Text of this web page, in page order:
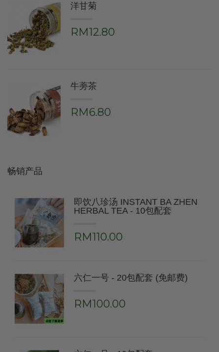
洋甘菊
RM12.80
牛蒡茶
RM6.80
畅销产品
即饮八珍汤 INSTANT BA ZHEN
HERBAL TEA - 10包配套
RM110.00
六仁一号 - 20包配套 (免邮费)
RM100.00